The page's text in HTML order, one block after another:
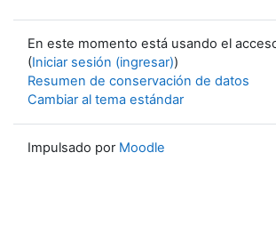
En este momento está usando el
(Iniciar sesión (ingresar))
Resumen de conservación de datos
Cambiar al tema estándar
Impulsado por Moodle